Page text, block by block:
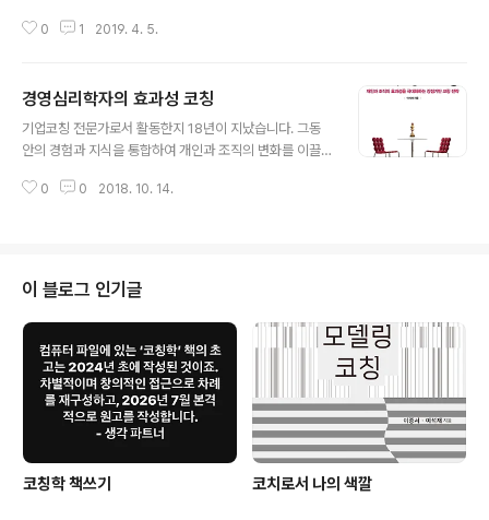
0%BB+%B9%D9%B2%D9%B..
트너 http://thinkingpartner.co.kr
0 1 2019. 4. 5.
경영심리학자의 효과성 코칭
기업코칭 전문가로서 활동한지 18년이 지났습니다. 그동
안의 경험과 지식을 통합하여 개인과 조직의 변화를 이끌
성 코칭'을 개발하였습니다. 개인효과성, 팀효과성, 조직효
블로그의 카데고리 [3.효과성 코칭 연구- 코칭도서 추천]
글들을 참고바랍니다. https://blog.naver.com/sukjae
505/220126498920 코치올 www.coachall.com
0 0 2018. 10. 14.
이 블로그 인기글
코칭학 책쓰기 코치로서 나의 색깔